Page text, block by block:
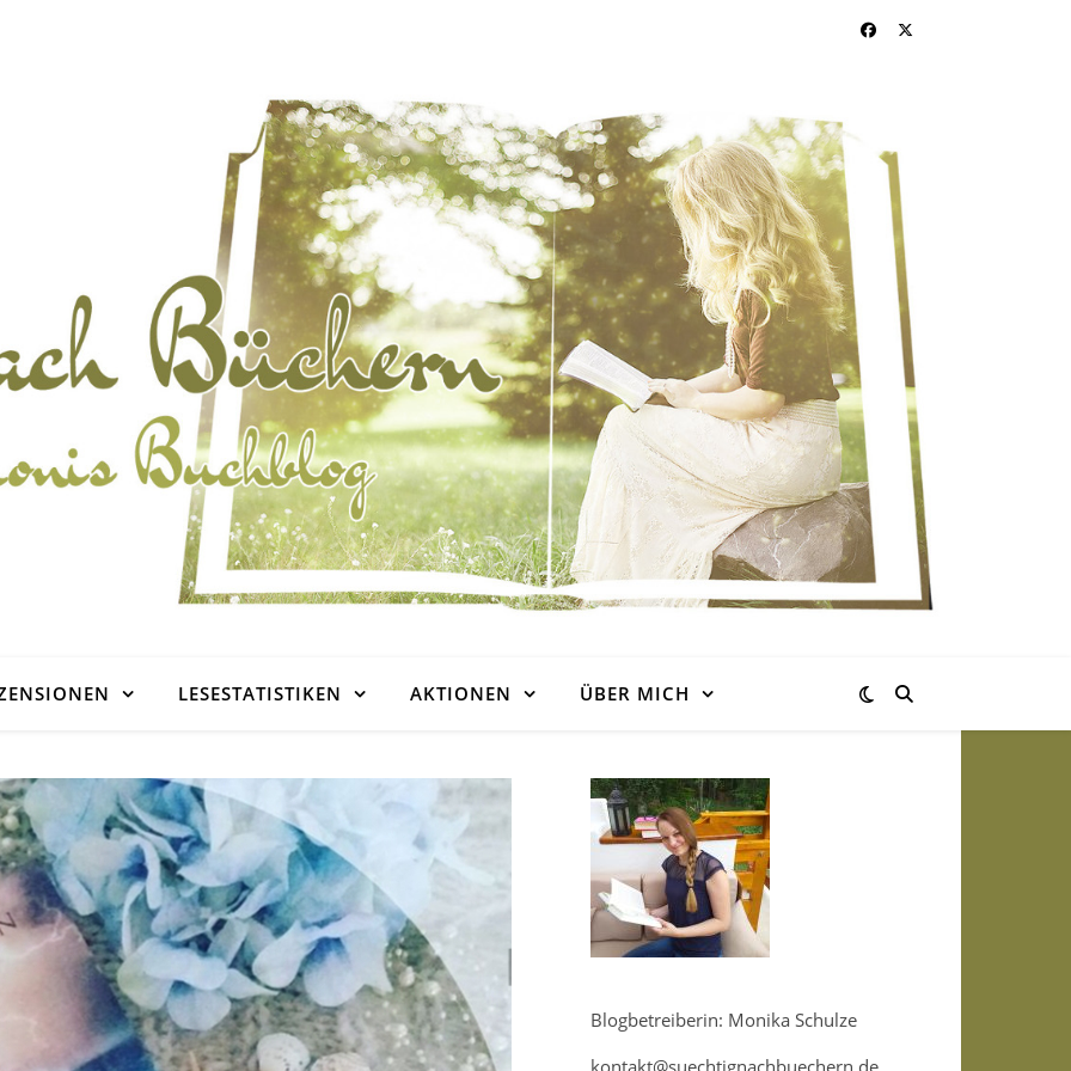
LESESTATISTIKEN AKTIONEN ÜBER MICH
Blogbetreiberin: Monika Schulze
kontakt@suechtignachbuechern.de